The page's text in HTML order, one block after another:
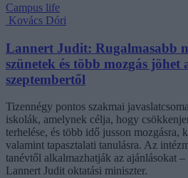
Campus life
Kovács Dóri
Lannert Judit: Rugalmasabb
szünetek és több mozgás jöhet
szeptembertől
Tizennégy pontos szakmai
iskolák, amelynek célja, hogy
terhelése, és több idő jusson mozgásra,
valamint tapasztalati tanulásra. Az
tanévtől alkalmazhatják az ajánlásokat
Lannert Judit oktatási miniszter.